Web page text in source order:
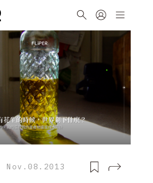
Nov.08.2013